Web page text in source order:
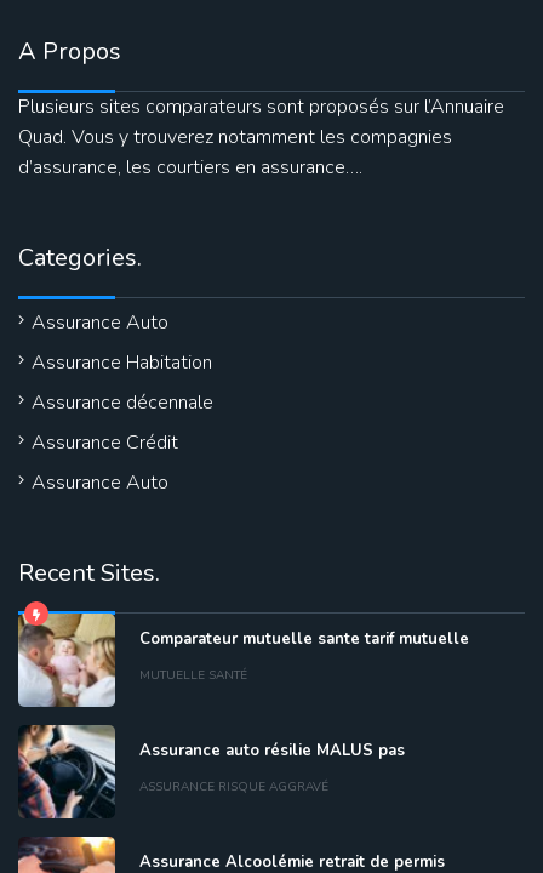
A Propos
Plusieurs sites comparateurs sont proposés sur l’Annuaire
Quad. Vous y trouverez notamment les compagnies
d’assurance, les courtiers en assurance….
Categories.
Assurance Auto
Assurance Habitation
Assurance décennale
Assurance Crédit
Assurance Auto
Recent Sites.
Comparateur mutuelle sante tarif mutuelle
MUTUELLE SANTÉ
Assurance auto résilie MALUS pas
ASSURANCE RISQUE AGGRAVÉ
Assurance Alcoolémie retrait de permis